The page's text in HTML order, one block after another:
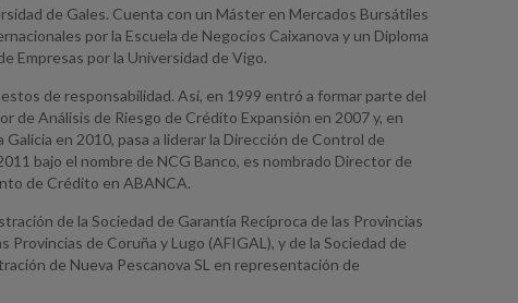
de Gales. Cuenta con un Máster en Mercados Bursátiles
por la Escuela de Negocios Caixanova y un Diploma
Empresas por la Universidad de Vigo.
de responsabilidad. Así, en 1999 entró a formar parte del
de Análisis de Riesgo de Crédito Expansión en 2007 y, en
en 2010, pasa a liderar la Dirección de Control de
bajo el nombre de NCG Banco, es nombrado Director de
de Crédito en ABANCA.
de la Sociedad de Garantía Recíproca de las Provincias
de Coruña y Lugo (AFIGAL), y de la Sociedad de
de Nueva Pescanova SL en representación de